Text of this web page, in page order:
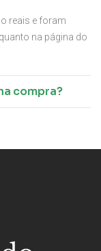
reais e foram
na página do
compra?